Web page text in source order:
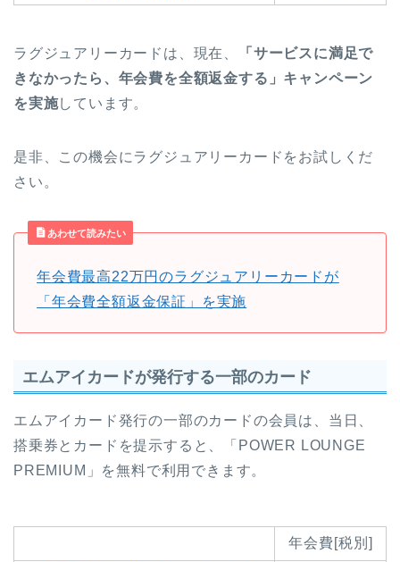
ラグジュアリーカードは、現在、
「サービスに満足で
きなかったら、年会費を全額返金する」キャンペーン
を実施しています。
是非、この機会にラグジュアリーカードをお試しくだ
さい。
あわせて読みたい
年会費最高22万円のラグジュアリーカードが
「年会費全額返金保証」を実施
エムアイカードが発行する一部のカード
エムアイカード発行の一部のカードの会員は、当日、
搭乗券とカードを提示すると、「POWER LOUNGE
PREMIUM」を無料で利用できます。
年会費[税別]